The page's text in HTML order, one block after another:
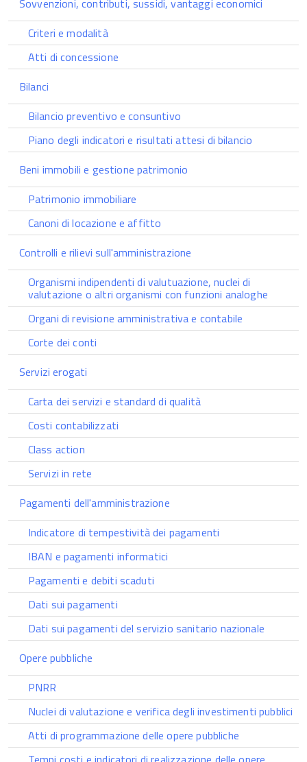
Sovvenzioni, contributi, sussidi, vantaggi economici
Criteri e modalità
Atti di concessione
Bilanci
Bilancio preventivo e consuntivo
Piano degli indicatori e risultati attesi di bilancio
Beni immobili e gestione patrimonio
Patrimonio immobiliare
Canoni di locazione e affitto
Controlli e rilievi sull'amministrazione
Organismi indipendenti di valutuazione, nuclei di
valutazione o altri organismi con funzioni analoghe
Organi di revisione amministrativa e contabile
Corte dei conti
Servizi erogati
Carta dei servizi e standard di qualità
Costi contabilizzati
Class action
Servizi in rete
Pagamenti dell'amministrazione
Indicatore di tempestività dei pagamenti
IBAN e pagamenti informatici
Pagamenti e debiti scaduti
Dati sui pagamenti
Dati sui pagamenti del servizio sanitario nazionale
Opere pubbliche
PNRR
Nuclei di valutazione e verifica degli investimenti pubblici
Atti di programmazione delle opere pubbliche